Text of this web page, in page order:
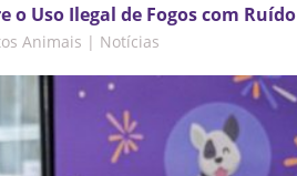
o Uso Ilegal de Fogos com Ruído
Animais | Notícias